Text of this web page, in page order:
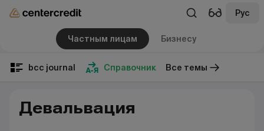
Рус
Частным лицам Бизнесу
bcc journal Справочник Все темы
Девальвация